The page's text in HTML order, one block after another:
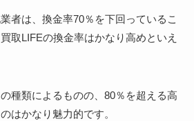
者は、換金率70％を下回っているこ
取LIFEの換金率はかなり高めといえ
種類によるものの、80％を超える高
はかなり魅力的です。